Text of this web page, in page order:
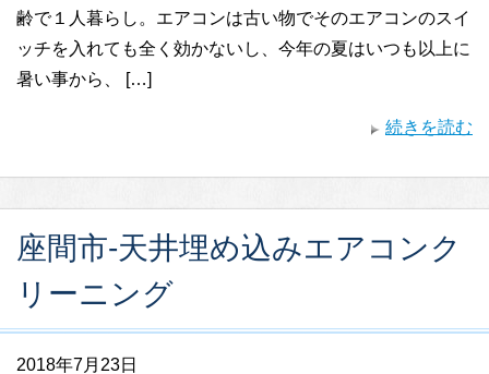
齢で１人暮らし。エアコンは古い物でそのエアコンのスイ
ッチを入れても全く効かないし、今年の夏はいつも以上に
暑い事から、 […]
続きを読む
座間市-天井埋め込みエアコンク
リーニング
2018年7月23日